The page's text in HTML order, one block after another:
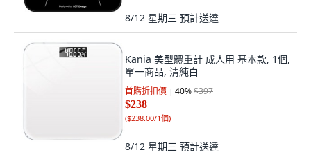
8/12 星期三 預計送達
Kania 美型體重計 成人用 基本款, 1個,
單一商品, 清純白
首購折扣價 40%$397
$238
($238.00/1個)
8/12 星期三 預計送達